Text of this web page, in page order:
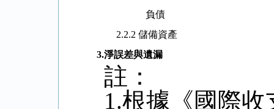
負債
2.2.2 儲備資產
3.淨誤差與遺漏
註：
1.根據《國際收